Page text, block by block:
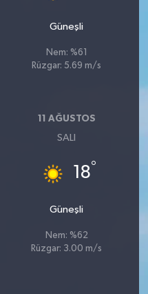
Güneşli
Nem: %61
Rüzgar: 5.69 m/s
11 AĞUSTOS
SALI
18°
Güneşli
Nem: %62
Rüzgar: 3.00 m/s